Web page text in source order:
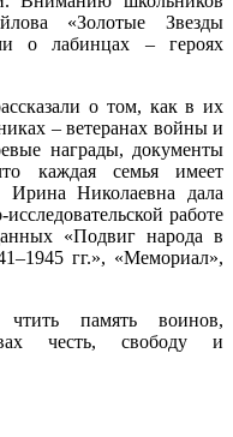
«Золотые Звезды
о лабинцах – героях
о том, как в их
– ветеранах войны и
награды, документы
каждая семья имеет
Николаевна дала
работе
«Подвиг народа в
гг.», «Мемориал»,
память воинов,
честь, свободу и